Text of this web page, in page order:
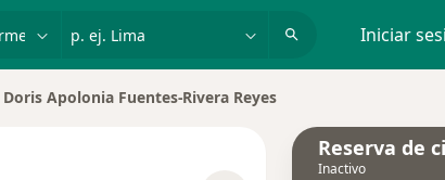
Iniciar
de ciudad
Doris Apolonia Fuentes-Rivera Reyes
Reserva de
Inactivo